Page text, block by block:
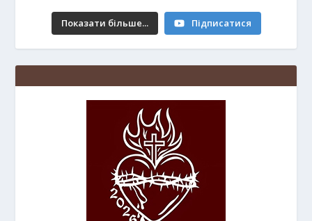
Показати більше... Підписатися